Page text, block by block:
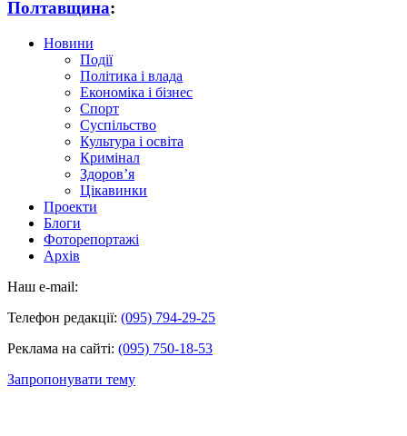
Полтавщина:
Новини
Події
Політика і влада
Економіка і бізнес
Спорт
Суспільство
Культура і освіта
Кримінал
Здоров’я
Цікавинки
Проекти
Блоги
Фоторепортажі
Архів
Наш e-mail:
Телефон редакції: (095) 794-29-25
Реклама на сайті: (095) 750-18-53
Запропонувати тему